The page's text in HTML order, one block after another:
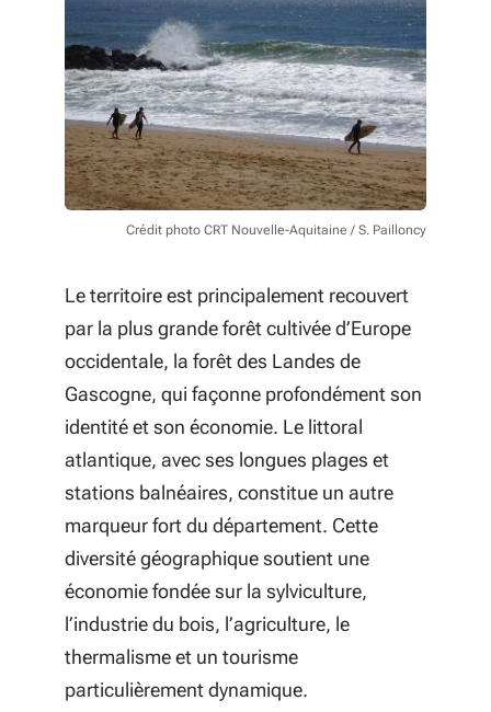
Crédit photo CRT Nouvelle-Aquitaine / S. Pailloncy
Le territoire est principalement recouvert
par la plus grande forêt cultivée d’Europe
occidentale, la forêt des Landes de
Gascogne, qui façonne profondément son
identité et son économie. Le littoral
atlantique, avec ses longues plages et
stations balnéaires, constitue un autre
marqueur fort du département. Cette
diversité géographique soutient une
économie fondée sur la sylviculture,
l’industrie du bois, l’agriculture, le
thermalisme et un tourisme
particulièrement dynamique.